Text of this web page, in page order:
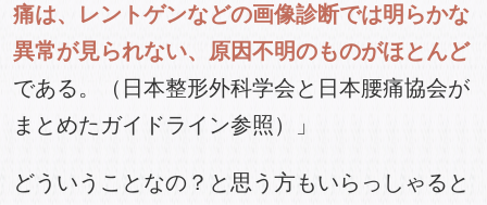
痛は、レントゲンなどの画像診断では明らかな
異常が見られない、原因不明のものがほとんど
である。（日本整形外科学会と日本腰痛協会が
まとめたガイドライン参照）」
どういうことなの？と思う方もいらっしゃると